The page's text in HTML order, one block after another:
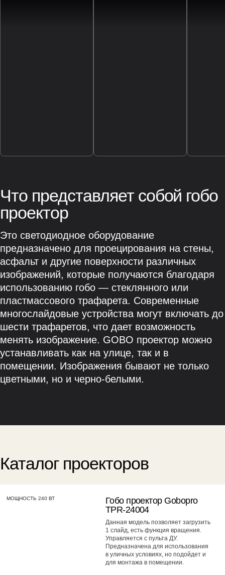
Что представляет собой гобо
проектор
Это светодиодное оборудование
предназначено для проецирования на стены,
асфальт и другие поверхности различных
изображений, которые получаются благодаря
использованию гобо — стеклянного или
пластмассового трафарета. Современные
многослайдовые устройства могут включать до
шести трафаретов, что дает возможность
менять изображение. GOBO проектор можно
устанавливать как на улице, так и в
помещении. Изображения бывают не только
цветными, но и черно-белыми.
Каталог проекторов
МОЩНОСТЬ 240 ВТ
Гобо проектор Gobopro
TPR-24004
Данная модель позволяет загрузить
1 слайд, есть функция вращения.
Управляется с пульта ДУ.
Предназначена для использования
в уличных условиях, но подойдет и
для монтажа в помещении.